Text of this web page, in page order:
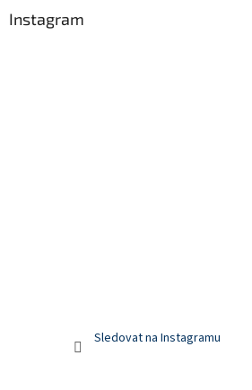
Instagram
Sledovat na Instagramu